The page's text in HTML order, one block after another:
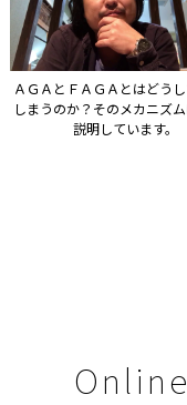
ＡＧＡとＦＡＧＡとはどう
しまうのか？そのメカニズ
説明しています。